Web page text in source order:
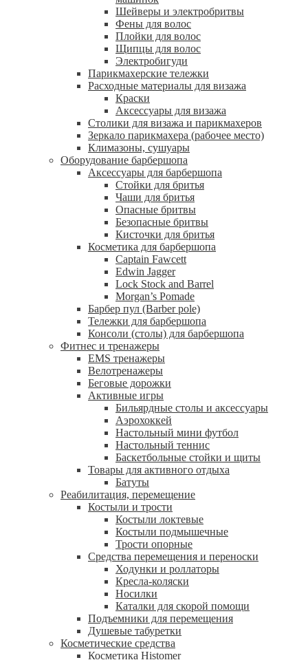
Шейверы и электробритвы
Фены для волос
Плойки для волос
Щипцы для волос
Электробигуди
Парикмахерские тележки
Расходные материалы для визажа
Краски
Аксессуары для визажа
Столики для визажа и парикмахеров
Зеркало парикмахера (рабочее место)
Климазоны, сушуары
Оборудование барбершопа
Аксессуары для барбершопа
Стойки для бритья
Чаши для бритья
Опасные бритвы
Безопасные бритвы
Кисточки для бритья
Косметика для барбершопа
Captain Fawcett
Edwin Jagger
Lock Stock and Barrel
Morgan’s Pomade
Барбер пул (Barber pole)
Тележки для барбершопа
Консоли (столы) для барбершопа
Фитнес и тренажеры
EMS тренажеры
Велотренажеры
Беговые дорожки
Активные игры
Бильярдные столы и аксессуары
Аэрохоккей
Настольный мини футбол
Настольный теннис
Баскетбольные стойки и щиты
Товары для активного отдыха
Батуты
Реабилитация, перемещение
Костыли и трости
Костыли локтевые
Костыли подмышечные
Трости опорные
Средства перемещения и переноски
Ходунки и роллаторы
Кресла-коляски
Носилки
Каталки для скорой помощи
Подъемники для перемещения
Душевые табуретки
Косметические средства
Косметика Histomer